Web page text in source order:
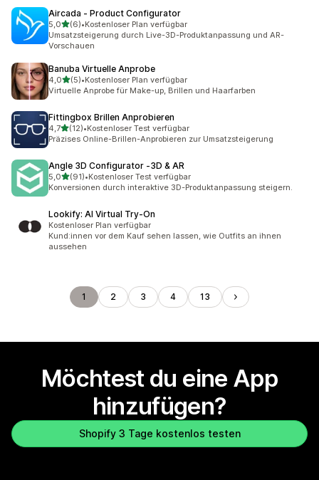
Aircada ‑ Product Configurator
5,0von 5 Sternen
(6)
6 Rezensionen insgesamt
•Kostenloser Plan verfügbar
Umsatzsteigerung durch Live-3D-Produktanpassung und AR-
Vorschauen
Banuba Virtuelle Anprobe
4,0von 5 Sternen
(5)
5 Rezensionen insgesamt
•Kostenloser Plan verfügbar
Virtuelle Anprobe für Make-up, Brillen und Haarfarben
Fittingbox Brillen Anprobieren
4,7von 5 Sternen
(12)
12 Rezensionen insgesamt
•Kostenloser Test verfügbar
Präzises Online-Brillen-Anprobieren zur Umsatzsteigerung
Angle 3D Configurator ‑3D & AR
5,0von 5 Sternen
(91)
91 Rezensionen insgesamt
•Kostenloser Test verfügbar
Konversionen durch interaktive 3D-Produktanpassung steigern.
Lookify: AI Virtual Try‑On
Kostenloser Plan verfügbar
Kund:innen vor dem Kauf sehen lassen, wie Outfits an ihnen
aussehen
1 2 3 4 13
Möchtest du eine App
hinzufügen?
Shopify 3 Tage kostenlos testen